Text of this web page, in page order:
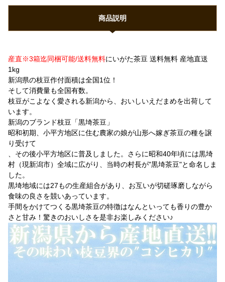
商品説明
産直※3箱迄同梱可能/送料無料にいがた茶豆 送料無料 産地直送
1kg
新潟県の枝豆作付面積は全国1位！
そして消費量も全国有数。
枝豆がこよなく愛される新潟から、おいしいえだまめを出荷して
います。
新潟のブランド枝豆「黒埼茶豆」
昭和初期、小平方地区に住む農家の娘が山形へ嫁ぎ茶豆の種を譲
り受けて
、その後小平方地区に普及しました。さらに昭和40年頃には黒埼
村（現新潟市）全域に広がり、当時の村長が"黒埼茶豆"と命名しま
した。
黒埼地域には27もの生産組合があり、お互いが切磋琢磨しながら
食味の良さを競いあっています。
手間をかけてつくる黒埼茶豆の特徴はなんといっても香りの豊か
さと甘み！驚きのおいしさを是非お楽しみください♪